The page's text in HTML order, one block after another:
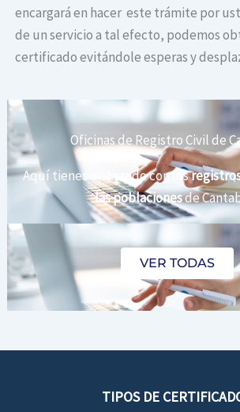
encargará en hacer este trámite por
de un servicio a tal efecto, podemos
certificado evitándole esperas y
Oficinas de Registro Civil de
Aquí tienes un listado con los
las poblacionesde
VER TODAS
TIPOS DE